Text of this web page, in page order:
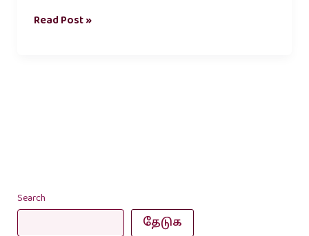
Read Post »
Search
தேடுக